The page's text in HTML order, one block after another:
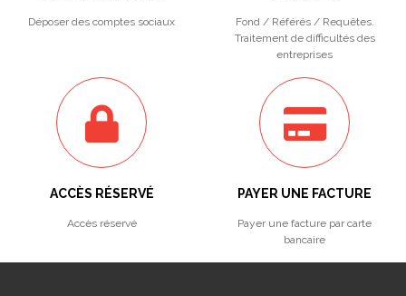
Déposer des comptes sociaux
Fond / Référés / Requêtes.
Traitement de difficultés des
entreprises
ACCÈS RÉSERVÉ
Accès réservé
PAYER UNE FACTURE
Payer une facture par carte
bancaire